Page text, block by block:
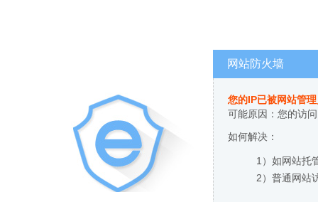
网站防火墙
您的IP已被网站管
可能原因：您的访
如何解决：
1）如网站托
2）普通网站